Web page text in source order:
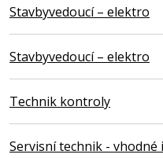
Stavbyvedoucí – elektro
Stavbyvedoucí – elektro
Technik kontroly
Servisní technik -